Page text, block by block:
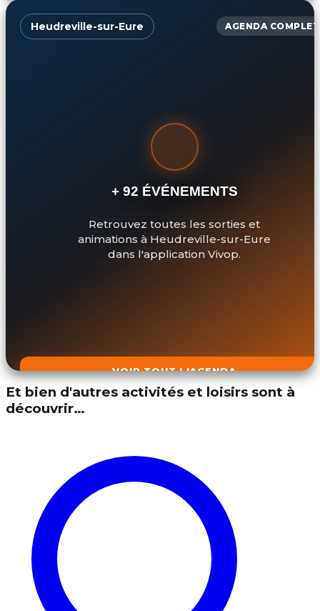
Heudreville-sur-Eure AGENDA COMPLET
+ 92 ÉVÉNEMENTS
Retrouvez toutes les sorties et
animations à Heudreville-sur-Eure
dans l'application Vivop.
VOIR TOUT L'AGENDA
Et bien d'autres activités et loisirs sont à
découvrir…